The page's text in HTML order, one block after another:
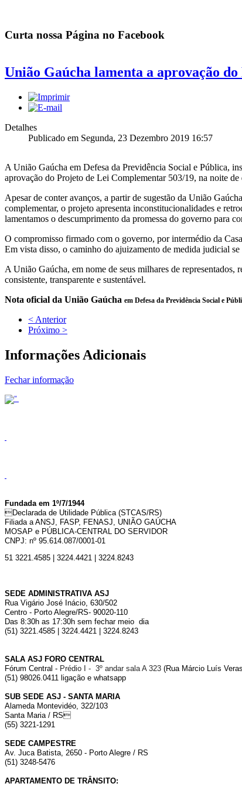
Curta nossa Página no Facebook
União Gaúcha lamenta a aprovação
Detalhes
Publicado em Segunda, 23 Dezembro 2019 16:57
A União Gaúcha em Defesa da Previdência Social e Pública,
aprovação do Projeto de Lei Complementar 503/19, na noite
Apesar de conter avanços, a partir de sugestão da União
complementar, o projeto apresenta inconstitucionalidades e
lamentamos o descumprimento da promessa do governo para
O compromisso firmado com o governo, por intermédio da
Em vista disso, o caminho do ajuizamento de medida judicial
A União Gaúcha, em nome de seus milhares de representados,
consistente, transparente e sustentável.
Nota oficial da União Gaúcha em Defesa da Previdência Social e
< Anterior
Próximo >
Informações Adicionais
Fechar informação
Fundada em 1º/7/1944
Declarada de Utilidade Pública (STCAS/RS)
Filiada a ANSJ, FASP, FENASJ, UNIÃO GAÚCHA
MOSAP e PÚBLICA-CENTRAL DO SERVIDOR
CNPJ: nº 95.614.087/0001-01
51 3221.4585 | 3224.4421 | 3224.8243
SEDE ADMINISTRATIVA ASJ
Rua Vigário José Inácio, 630/502
Centro - Porto Alegre/RS- 90020-110
Das 8:30h as 17:30h sem fechar meio dia
(51) 3221.4585 | 3224.4421 | 3224.8243
SALA ASJ FORO CENTRAL
Fórum Central - Prédio I - 3º andar sala A 323 (Rua Márcio Luís
(51) 98026.0411 ligação e whatsapp
SUB SEDE ASJ - SANTA MARIA
Alameda Montevidéo, 322/103
Santa Maria / RS
(55) 3221-1291
SEDE CAMPESTRE
Av. Juca Batista, 2650 - Porto Alegre / RS
(51) 3248-5476
APARTAMENTO DE TRÂNSITO: